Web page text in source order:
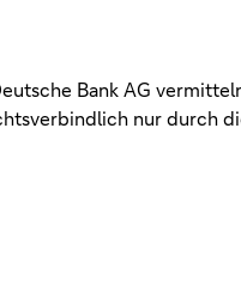
Bank AG
nur durch